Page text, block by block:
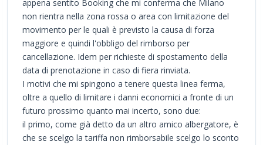
appena sentito Booking che mi conferma che Milano
non rientra nella zona rossa o area con limitazione del
movimento per le quali è previsto la causa di forza
maggiore e quindi l'obbligo del rimborso per
cancellazione. Idem per richieste di spostamento della
data di prenotazione in caso di fiera rinviata.
I motivi che mi spingono a tenere questa linea ferma,
oltre a quello di limitare i danni economici a fronte di un
futuro prossimo quanto mai incerto, sono due:
il primo, come già detto da un altro amico albergatore, è
che se scelgo la tariffa non rimborsabile scelgo lo sconto